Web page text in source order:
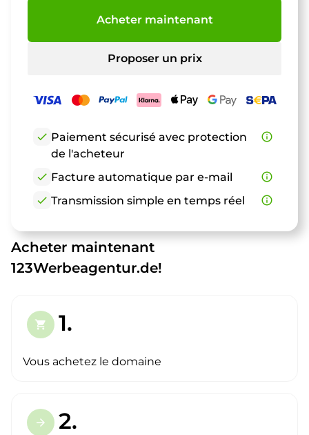
Acheter maintenant
Proposer un prix
check Paiement sécurisé avec protection
de l'acheteur
info_outline
check Facture automatique par e-mail
info_outline
check Transmission simple en temps réel info_outline
Acheter maintenant
123Werbeagentur.de!
shopping_cart 1.
Vous achetez le domaine
arrow_forward 2.